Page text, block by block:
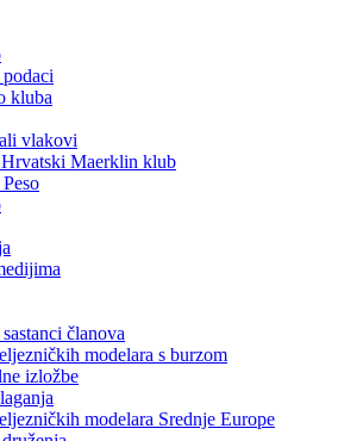
kluba
vlakovi
Maerklin klub
članova
modelara s burzom
izložbe
modelara Srednje Europe